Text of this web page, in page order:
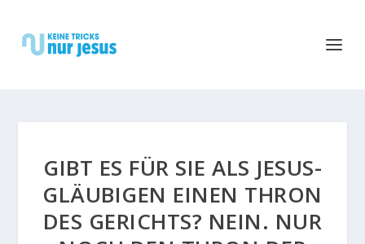
GIBT ES FÜR SIE ALS JESUS-
GLÄUBIGEN EINEN THRON
DES GERICHTS? NEIN. NUR